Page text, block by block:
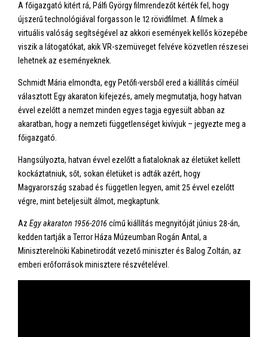
A főigazgató kitért rá, Pálfi György filmrendezőt kérték fel, hogy
újszerű technológiával forgasson le 12 rövidfilmet. A filmek a
virtuális valóság segítségével az akkori események kellős közepébe
viszik a látogatókat, akik VR-szemüveget felvéve közvetlen részesei
lehetnek az eseményeknek.
Schmidt Mária elmondta, egy Petőfi-versből ered a kiállítás címéül
választott Egy akaraton kifejezés, amely megmutatja, hogy hatvan
évvel ezelőtt a nemzet minden egyes tagja egyesült abban az
akaratban, hogy a nemzeti függetlenséget kivívjuk – jegyezte meg a
főigazgató.
Hangsúlyozta, hatvan évvel ezelőtt a fiataloknak az életüket kellett
kockáztatniuk, sőt, sokan életüket is adták azért, hogy
Magyarország szabad és független legyen, amit 25 évvel ezelőtt
végre, mint beteljesült álmot, megkaptunk.
Az Egy akaraton 1956-2016 című kiállítás megnyitóját június 28-án,
kedden tartják a Terror Háza Múzeumban Rogán Antal, a
Miniszterelnöki Kabinetirodát vezető miniszter és Balog Zoltán, az
emberi erőforrások minisztere részvételével.